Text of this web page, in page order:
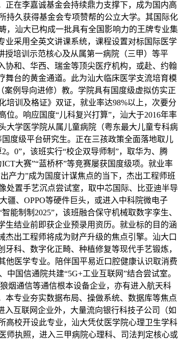
在李嘉诚基金会持续鼎力支撑下，成为国内高
持久获得基金会专项赞帮的公立大学。其国际化
汕大已构成一批具有全国影响力的王牌专业集
业采用全英文讲课系统，课程设置对标国际医学
授培训示范核心及从属第一病院（三甲）等平
协和、华西、瑞金等顶尖医疗机构，或赴、约翰
舞台的黄金通道。此为汕大临床医学支流培育模
例导向进修）教。学院具有国度级虚拟仿实正
训及格证》双证，就业率达98%以上，次要分
。响应国度“儿科复兴打算”，汕大于2016年率
大学医学院从属儿童病院（粤东最大儿童专科病
度级平台研究生。正在三孩政策全面落地取儿
0”，该班实行“校企双导师制”，取华为、腾
大赛”“蓝桥杯”等竞赛屡获国度级项。就业率
产力”成为国度计谋焦点的当下，杰出工程师班
处置手艺沉点尝试室，取中芯国际、比亚迪半导
、OPPO等硬件巨头，或进入中科院微电子
制制2025”，该班融合保守机械取数字孪生、
生结业前即获企业预录用资历。就业标的目的涵
出工程师将成为财产升级的焦点引擎。汕大口
科、数字化正畸、种植修复等现代手艺锻炼，
他医学专业。陪伴国平易近口腔健康认识取消费
国信通院共建“5G+工业互联网”结合尝试室。
烟通信等通信根本设备企业，亦有进入航天科
本专业夯实数据布局、操做系统、数据库等焦点
互联网企业外，大量流向银行科技子公司（如
高校开设此专业，汕大凭仗医学院心理卫生学科
师执照，进入三甲病院心理科、司法判定核心或